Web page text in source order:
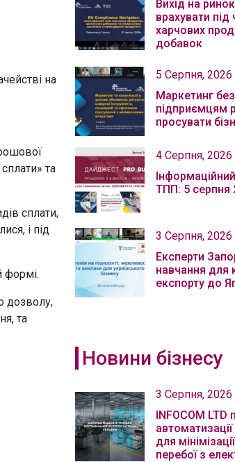
на
та
сплати,
і під
формі.
дозволу,
та
Вихід на
врахувати під
харчових
добавок
5 Серпня, 2026
Маркетинг
підприємцям
просувати
4 Серпня, 2026
ТПП: 5 серпня
3 Серпня, 2026
Експерти
навчання для
експорту до
Новини бізнесу
3 Серпня, 2026
INFOCOM LTD
для
перебої з